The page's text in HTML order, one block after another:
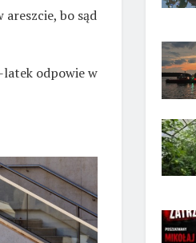
bo sąd
odpowie w